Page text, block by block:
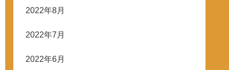
2022年8月
2022年7月
2022年6月